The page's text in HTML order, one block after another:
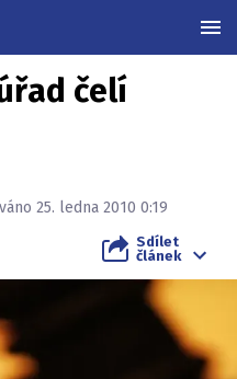
čelí
25. ledna 2010 0:19
Sdílet
článek